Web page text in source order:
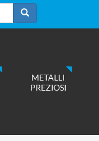
METALLI
PREZIOSI